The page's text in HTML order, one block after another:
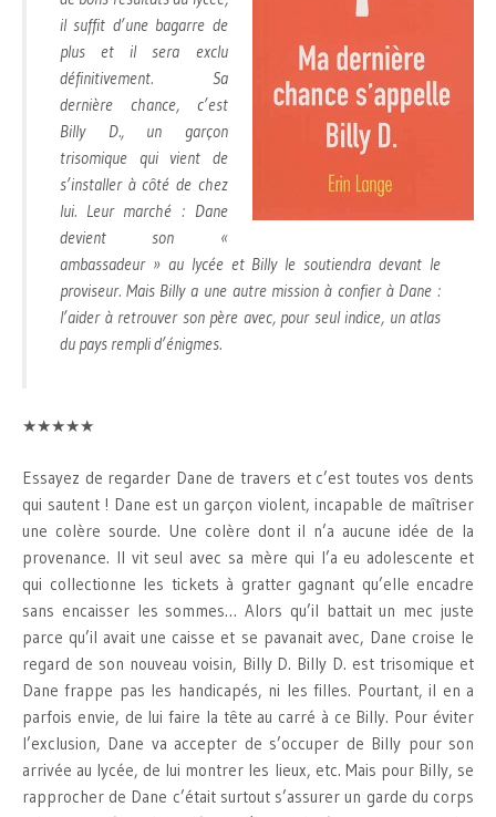
il suffit d’une bagarre de
plus et il sera exclu
définitivement. Sa
dernière chance, c’est
Billy D., un garçon
trisomique qui vient de
s’installer à côté de chez
lui. Leur marché : Dane
devient son «
ambassadeur » au lycée et Billy le soutiendra devant le
proviseur. Mais Billy a une autre mission à confier à Dane :
l’aider à retrouver son père avec, pour seul indice, un atlas
du pays rempli d’énigmes.
★★★★★
Essayez de regarder Dane de travers et c’est toutes vos dents
qui sautent ! Dane est un garçon violent, incapable de maîtriser
une colère sourde. Une colère dont il n’a aucune idée de la
provenance. Il vit seul avec sa mère qui l’a eu adolescente et
qui collectionne les tickets à gratter gagnant qu’elle encadre
sans encaisser les sommes… Alors qu’il battait un mec juste
parce qu’il avait une caisse et se pavanait avec, Dane croise le
regard de son nouveau voisin, Billy D. Billy D. est trisomique et
Dane frappe pas les handicapés, ni les filles. Pourtant, il en a
parfois envie, de lui faire la tête au carré à ce Billy. Pour éviter
l’exclusion, Dane va accepter de s’occuper de Billy pour son
arrivée au lycée, de lui montrer les lieux, etc. Mais pour Billy, se
rapprocher de Dane c’était surtout s’assurer un garde du corps